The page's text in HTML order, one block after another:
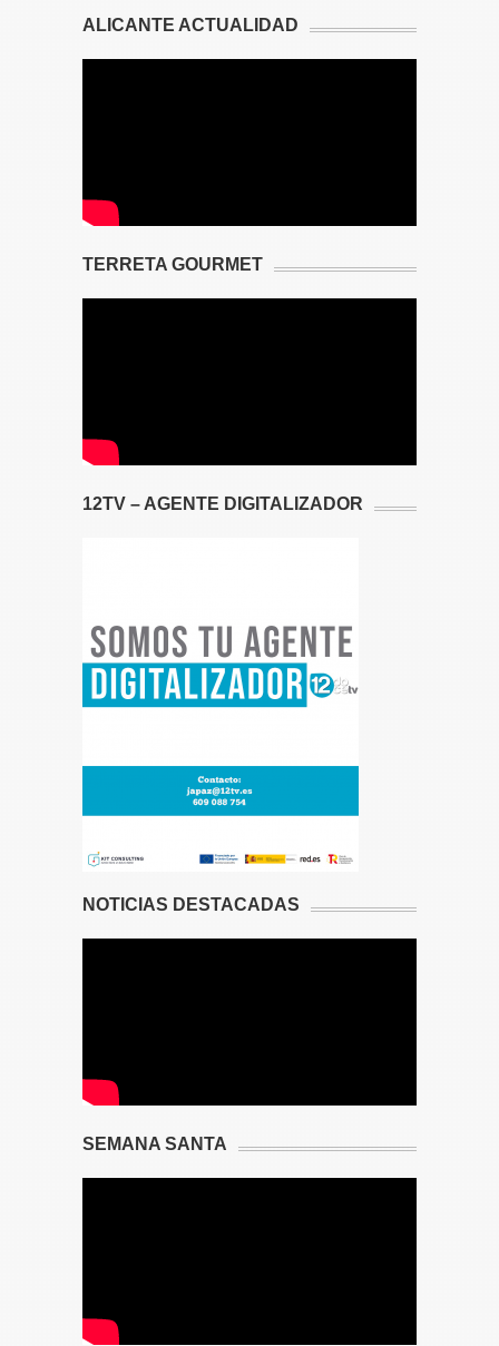
ALICANTE ACTUALIDAD
TERRETA GOURMET
12TV – AGENTE DIGITALIZADOR
NOTICIAS DESTACADAS
SEMANA SANTA